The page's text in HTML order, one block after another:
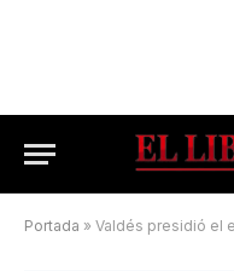
Portada » Valdés presidió el egreso